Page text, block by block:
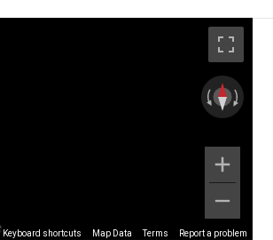
Keyboard shortcuts Map Data Terms Report a problem